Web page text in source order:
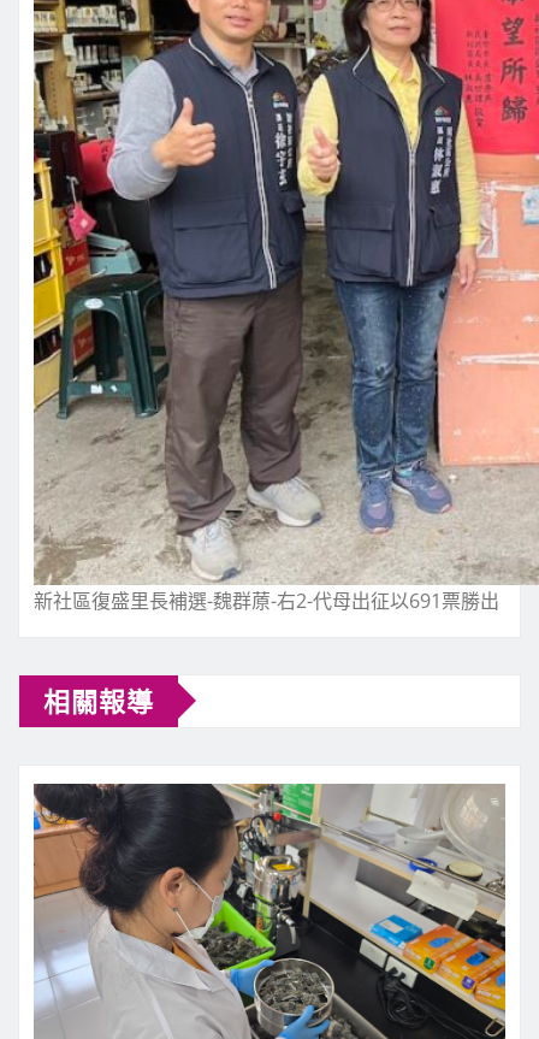
新社區復盛里長補選-魏群蒝-右2-代母出征以691票勝出
相關報導